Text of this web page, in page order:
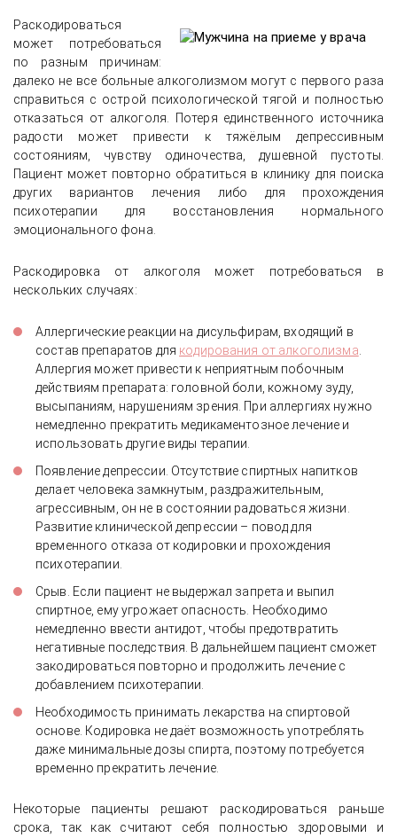
Раскодироваться
может потребоваться
по разным причинам:
далеко не все больные алкоголизмом могут с первого раза
справиться с острой психологической тягой и полностью
отказаться от алкоголя. Потеря единственного источника
радости может привести к тяжёлым депрессивным
состояниям, чувству одиночества, душевной пустоты.
Пациент может повторно обратиться в клинику для поиска
других вариантов лечения либо для прохождения
психотерапии для восстановления нормального
эмоционального фона.
Раскодировка от алкоголя может потребоваться в
нескольких случаях:
Аллергические реакции на дисульфирам, входящий в
состав препаратов для кодирования от алкоголизма
Аллергия может привести к неприятным побочным
действиям препарата: головной боли, кожному зуду,
высыпаниям, нарушениям зрения. При аллергиях нужно
немедленно прекратить медикаментозное лечение и
использовать другие виды терапии.
Появление депрессии. Отсутствие спиртных напитков
делает человека замкнутым, раздражительным,
агрессивным, он не в состоянии радоваться жизни.
Развитие клинической депрессии – повод для
временного отказа от кодировки и прохождения
психотерапии.
Срыв. Если пациент не выдержал запрета и выпил
спиртное, ему угрожает опасность. Необходимо
немедленно ввести антидот, чтобы предотвратить
негативные последствия. В дальнейшем пациент сможет
закодироваться повторно и продолжить лечение с
добавлением психотерапии.
Необходимость принимать лекарства на спиртовой
основе. Кодировка не даёт возможность употреблять
даже минимальные дозы спирта, поэтому потребуется
временно прекратить лечение.
Некоторые пациенты решают раскодироваться раньше
срока, так как считают себя полностью здоровыми и